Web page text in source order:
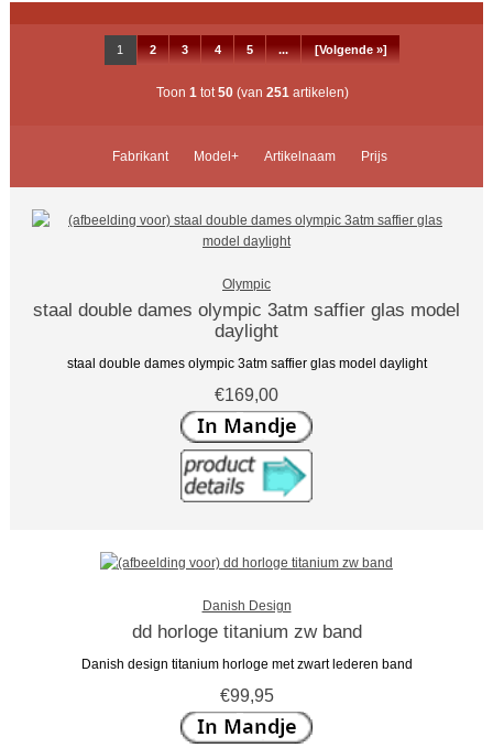
1 2 3 4 5 ... [Volgende »]
Toon 1 tot 50(van 251 artikelen)
Fabrikant Model+ Artikelnaam Prijs
Olympic
staal double dames olympic 3atm saffier glas model
daylight
staal double dames olympic 3atm saffier glas model daylight
€169,00
Danish Design
dd horloge titanium zw band
Danish design titanium horloge met zwart lederen band
€99,95